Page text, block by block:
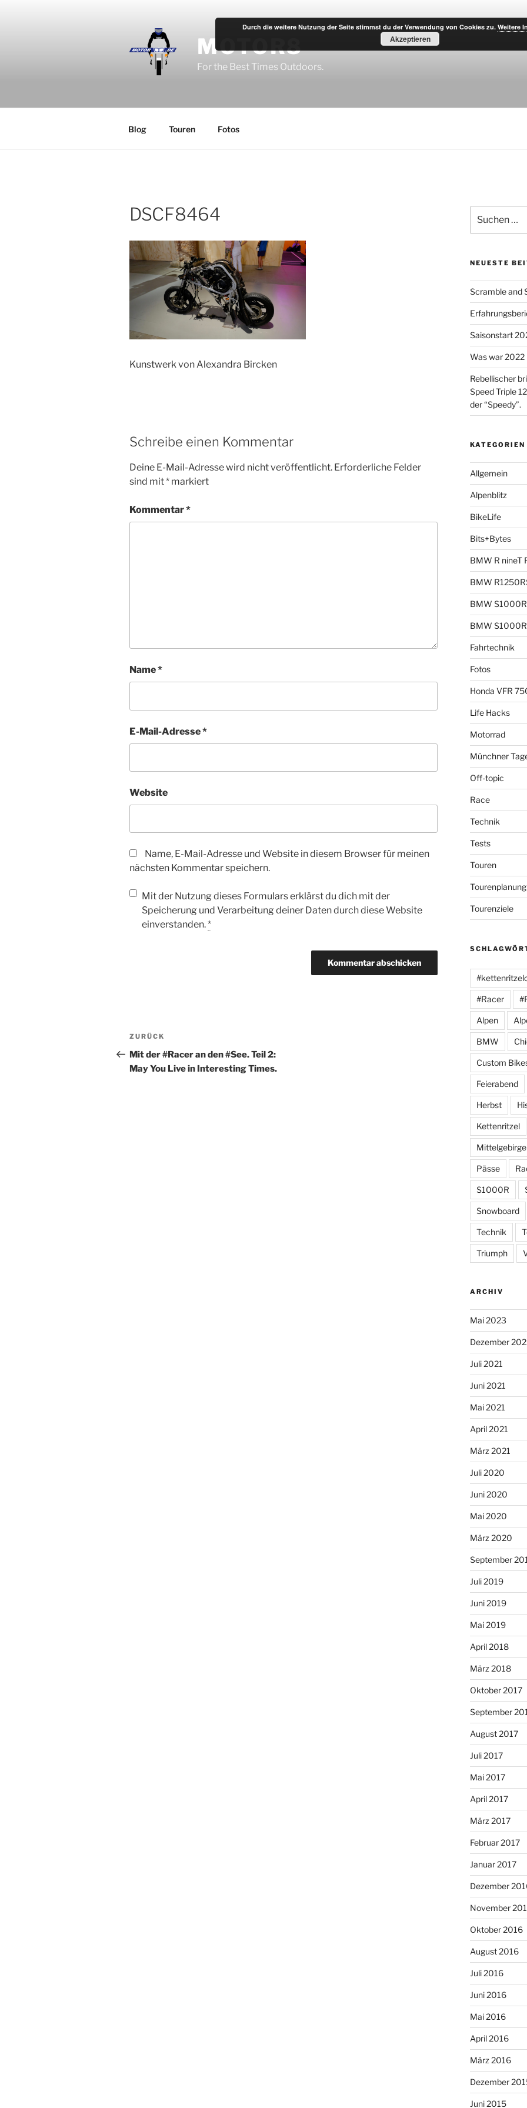
MOTOR8
For the Best Times Outdoors.
Blog Touren Fotos
DSCF8464
Kunstwerk von Alexandra Bircken
Schreibe einen Kommentar
Deine E-Mail-Adresse wird nicht veröffentlicht. Erforderliche Felder
sind mit* markiert
Kommentar*
Name*
E-Mail-Adresse*
Website
Name, E-Mail-Adresse und Website in diesem Browser für meinen
nächsten Kommentar speichern.
Mit der Nutzung dieses Formulars erklärst du dich mit der
Speicherung und Verarbeitung deiner Daten durch diese Website
einverstanden.*
Beitragsnavigation
Vorheriger
Beitrag
ZURÜCK
Mit der #Racer an den #See. Teil 2:
May You Live in Interesting Times.
nach:
NEUESTE
Scramble and
Saisonstart
Was war 2022
Rebellischer
Speed Triple
der “Speedy”.
KATEGORIEN
Allgemein
Alpenblitz
BikeLife
Bits+Bytes
BMW R nineT
BMW
BMW S1000R
BMW
Fahrtechnik
Fotos
Honda VFR
Life Hacks
Motorrad
Münchner
Off-topic
Race
Technik
Tests
Touren
Tourenplanung
Tourenziele
#Racer
Alpen
BMW
Custom
Feierabend
Herbst
Kettenritzel
Mittelgebirge
Pässe
S1000R
Snowboard
Technik
Triumph
ARCHIV
Mai 2023
Dezember
Juli 2021
Juni 2021
Mai 2021
April 2021
März 2021
Juli 2020
Juni 2020
Mai 2020
März 2020
September
Juli 2019
Juni 2019
Mai 2019
April 2018
März 2018
Oktober 2017
September
August 2017
Juli 2017
Mai 2017
April 2017
März 2017
Februar 2017
Januar 2017
Dezember
November
Oktober 2016
August 2016
Juli 2016
Juni 2016
Mai 2016
April 2016
März 2016
Dezember
Juni 2015
Durch die weitere Nutzung der Seite stimmst du der Verwendung von Cookies zu. Weitere
Akzeptieren